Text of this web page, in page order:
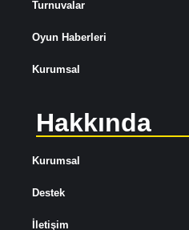
Turnuvalar
Oyun Haberleri
Kurumsal
Hakkında
Kurumsal
Destek
İletişim